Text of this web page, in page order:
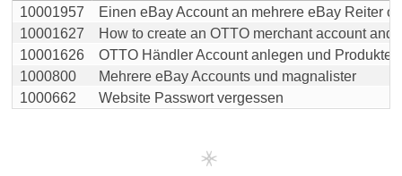
10001957
Einen eBay Account an mehrere eBay Reiter
10001627
How to create an OTTO merchant account and
10001626
OTTO Händler Account anlegen und Produkte
1000800
Mehrere eBay Accounts und magnalister
1000662
Website Passwort vergessen